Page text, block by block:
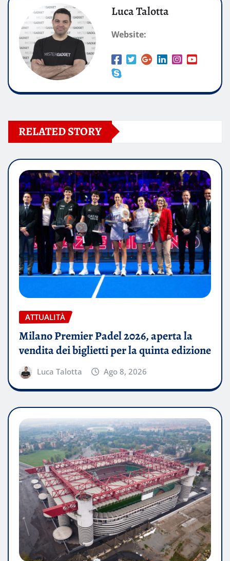
Luca Talotta
Website:
RELATED STORY
ATTUALITÀ
Milano Premier Padel 2026, aperta la
vendita dei biglietti per la quinta edizione
Luca Talotta Ago 8, 2026